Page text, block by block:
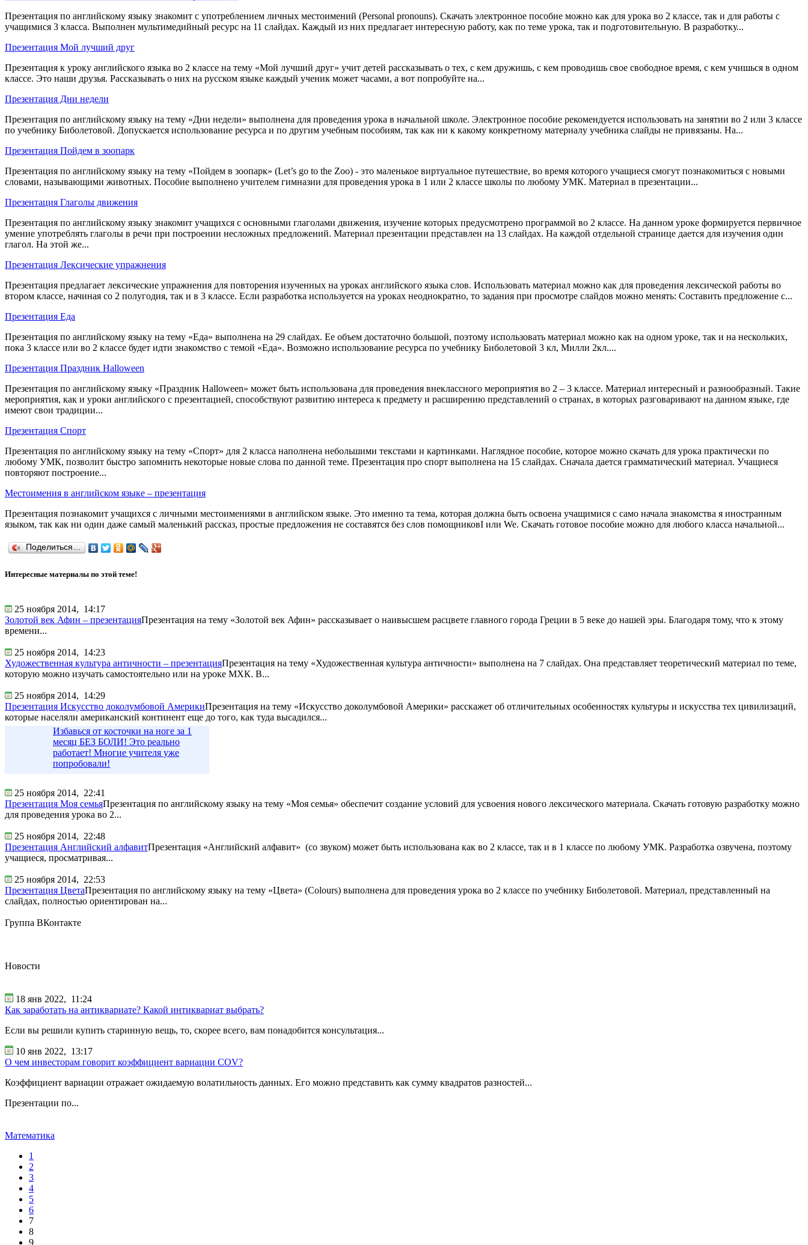
Презентация по английскому языку знакомит с употреблением личных местоимений (Personal pronouns). Скачать электронное пособие можно как для урока во 2 классе, так и для работы с
учащимися 3 класса. Выполнен мультимедийный ресурс на 11 слайдах. Каждый из них предлагает интересную работу, как по теме урока, так и подготовительную. В разработку...
Презентация Мой лучший друг
Презентация к уроку английского языка во 2 классе на тему «Мой лучший друг» учит детей рассказывать о тех, с кем дружишь, с кем проводишь свое свободное время, с кем учишься в одном
классе. Это наши друзья. Рассказывать о них на русском языке каждый ученик может часами, а вот попробуйте на...
Презентация Дни недели
Презентация по английскому языку на тему «Дни недели» выполнена для проведения урока в начальной школе. Электронное пособие рекомендуется использовать на занятии во 2 или 3 классе
по учебнику Биболетовой. Допускается использование ресурса и по другим учебным пособиям, так как ни к какому конкретному материалу учебника слайды не привязаны. На...
Презентация Пойдем в зоопарк
Презентация по английскому языку на тему «Пойдем в зоопарк» (Let’s go to the Zoo) - это маленькое виртуальное путешествие, во время которого учащиеся смогут познакомиться с новыми
словами, называющими животных. Пособие выполнено учителем гимназии для проведения урока в 1 или 2 классе школы по любому УМК. Материал в презентации...
Презентация Глаголы движения
Презентация по английскому языку знакомит учащихся с основными глаголами движения, изучение которых предусмотрено программой во 2 классе. На данном уроке формируется первичное
умение употреблять глаголы в речи при построении несложных предложений. Материал презентации представлен на 13 слайдах. На каждой отдельной странице дается для изучения один
глагол. На этой же...
Презентация Лексические упражнения
Презентация предлагает лексические упражнения для повторения изученных на уроках английского языка слов. Использовать материал можно как для проведения лексической работы во
втором классе, начиная со 2 полугодия, так и в 3 классе. Если разработка используется на уроках неоднократно, то задания при просмотре слайдов можно менять: Составить предложение с...
Презентация Еда
Презентация по английскому языку на тему «Еда» выполнена на 29 слайдах. Ее объем достаточно большой, поэтому использовать материал можно как на одном уроке, так и на нескольких,
пока 3 классе или во 2 классе будет идти знакомство с темой «Еда». Возможно использование ресурса по учебнику Биболетовой 3 кл, Милли 2кл....
Презентация Праздник Halloween
Презентация по английскому языку «Праздник Halloween» может быть использована для проведения внеклассного мероприятия во 2 – 3 классе. Материал интересный и разнообразный. Такие
мероприятия, как и уроки английского с презентацией, способствуют развитию интереса к предмету и расширению представлений о странах, в которых разговаривают на данном языке, где
имеют свои традиции...
Презентация Спорт
Презентация по английскому языку на тему «Спорт» для 2 класса наполнена небольшими текстами и картинками. Наглядное пособие, которое можно скачать для урока практически по
любому УМК, позволит быстро запомнить некоторые новые слова по данной теме. Презентация про спорт выполнена на 15 слайдах. Сначала дается грамматический материал. Учащиеся
повторяют построение...
Местоимения в английском языке – презентация
Презентация познакомит учащихся с личными местоимениями в английском языке. Это именно та тема, которая должна быть освоена учащимися с само начала знакомства я иностранным
языком, так как ни один даже самый маленький рассказ, простые предложения не составятся без слов помощниковI или We. Скачать готовое пособие можно для любого класса начальной...
Поделиться…
Интересные материалы по этой теме!
25 ноября 2014, 14:17
Золотой век Афин – презентацияПрезентация на тему «Золотой век Афин» рассказывает о наивысшем расцвете главного города Греции в 5 веке до нашей эры. Благодаря тому, что к этому
времени...
25 ноября 2014, 14:23
Художественная культура античности – презентацияПрезентация на тему «Художественная культура античности» выполнена на 7 слайдах. Она представляет теоретический материал по теме,
которую можно изучать самостоятельно или на уроке МХК. В...
25 ноября 2014, 14:29
Презентация Искусство доколумбовой АмерикиПрезентация на тему «Искусство доколумбовой Америки» расскажет об отличительных особенностях культуры и искусства тех цивилизаций,
которые населяли американский континент еще до того, как туда высадился...
Избавься от косточки на ноге за 1
месяц БЕЗ БОЛИ! Это реально
работает! Многие учителя уже
попробовали!
25 ноября 2014, 22:41
Презентация Моя семьяПрезентация по английскому языку на тему «Моя семья» обеспечит создание условий для усвоения нового лексического материала. Скачать готовую разработку можно
для проведения урока во 2...
25 ноября 2014, 22:48
Презентация Английский алфавитПрезентация «Английский алфавит» (со звуком) может быть использована как во 2 классе, так и в 1 классе по любому УМК. Разработка озвучена, поэтому
учащиеся, просматривая...
25 ноября 2014, 22:53
Презентация ЦветаПрезентация по английскому языку на тему «Цвета» (Colours) выполнена для проведения урока во 2 классе по учебнику Биболетовой. Материал, представленный на
слайдах, полностью ориентирован на...
Группа ВКонтакте
Новости
18 янв 2022, 11:24
Как заработать на антиквариате? Какой интиквариат выбрать?
Если вы решили купить старинную вещь, то, скорее всего, вам понадобится консультация...
10 янв 2022, 13:17
О чем инвесторам говорит коэффициент вариации COV?
Коэффициент вариации отражает ожидаемую волатильность данных. Его можно представить как сумму квадратов разностей...
Презентации по...
Математика
1
2
3
4
5
6
7
8
9